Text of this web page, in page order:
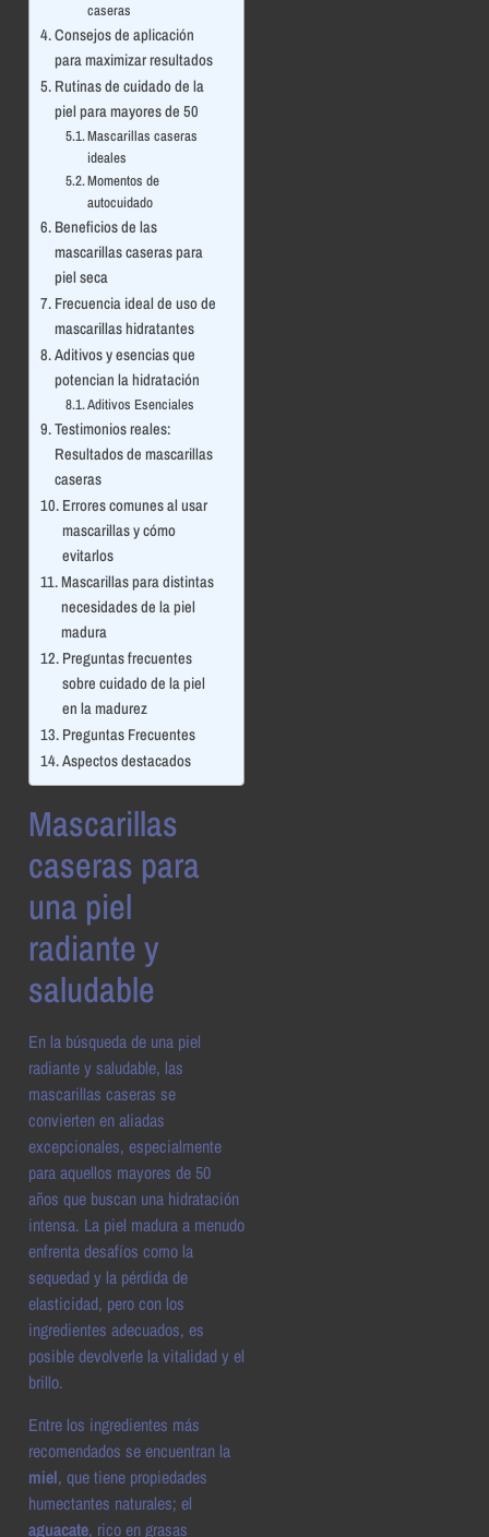
caseras
Consejos de aplicación
para maximizar resultados
Rutinas de cuidado de la
piel para mayores de 50
Mascarillas caseras
ideales
Momentos de
autocuidado
Beneficios de las
mascarillas caseras para
piel seca
Frecuencia ideal de uso de
mascarillas hidratantes
Aditivos y esencias que
potencian la hidratación
Aditivos Esenciales
Testimonios reales:
Resultados de mascarillas
caseras
Errores comunes al usar
mascarillas y cómo
evitarlos
Mascarillas para distintas
necesidades de la piel
madura
Preguntas frecuentes
sobre cuidado de la piel
en la madurez
Preguntas Frecuentes
Aspectos destacados
Mascarillas
caseras para
una piel
radiante y
saludable
En la búsqueda de una piel
radiante y saludable, las
mascarillas caseras se
convierten en aliadas
excepcionales, especialmente
para aquellos mayores de 50
años que buscan una hidratación
intensa. La piel madura a menudo
enfrenta desafíos como la
sequedad y la pérdida de
elasticidad, pero con los
ingredientes adecuados, es
posible devolverle la vitalidad y el
brillo.
Entre los ingredientes más
recomendados se encuentran la
miel, que tiene propiedades
humectantes naturales; el
aguacate, rico en grasas